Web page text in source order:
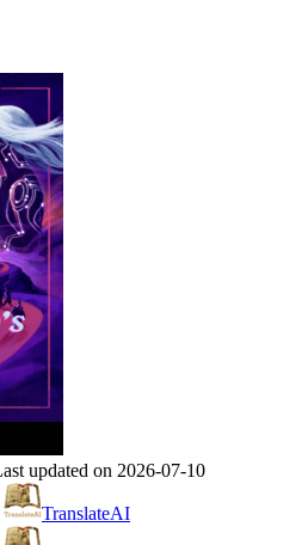
updated on 2026-07-10
TranslateAI